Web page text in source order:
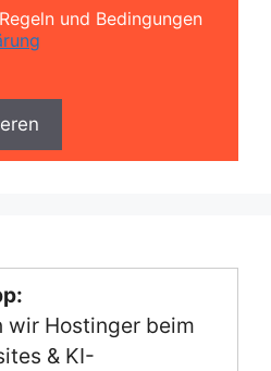
und Bedingungen
wir Hostinger beim
& KI-